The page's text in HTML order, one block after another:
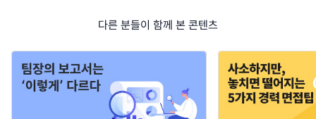
다른 분들이 함께 본 콘텐츠